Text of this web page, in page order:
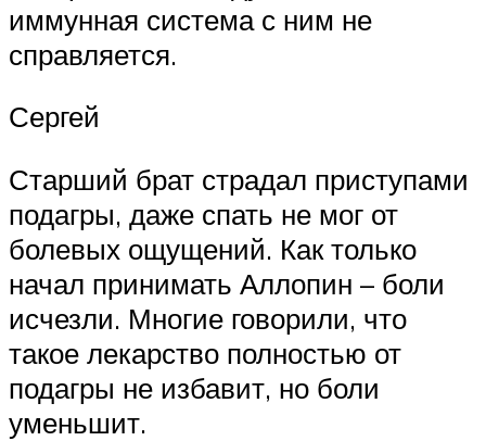
иммунная система с ним не
справляется.
Сергей
Старший брат страдал приступами
подагры, даже спать не мог от
болевых ощущений. Как только
начал принимать Аллопин – боли
исчезли. Многие говорили, что
такое лекарство полностью от
подагры не избавит, но боли
уменьшит.